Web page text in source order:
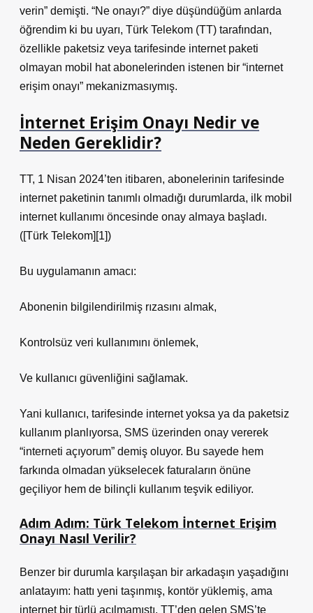
verin” demişti. “Ne onayı?” diye düşündüğüm anlarda
öğrendim ki bu uyarı, Türk Telekom (TT) tarafından,
özellikle paketsiz veya tarifesinde internet paketi
olmayan mobil hat abonelerinden istenen bir “internet
erişim onayı” mekanizmasıymış.
İnternet Erişim Onayı Nedir ve
Neden Gereklidir?
TT, 1 Nisan 2024’ten itibaren, abonelerinin tarifesinde
internet paketinin tanımlı olmadığı durumlarda, ilk mobil
internet kullanımı öncesinde onay almaya başladı.
([Türk Telekom][1])
Bu uygulamanın amacı:
Abonenin bilgilendirilmiş rızasını almak,
Kontrolsüz veri kullanımını önlemek,
Ve kullanıcı güvenliğini sağlamak.
Yani kullanıcı, tarifesinde internet yoksa ya da paketsiz
kullanım planlıyorsa, SMS üzerinden onay vererek
“interneti açıyorum” demiş oluyor. Bu sayede hem
farkında olmadan yükselecek faturaların önüne
geçiliyor hem de bilinçli kullanım teşvik ediliyor.
Adım Adım: Türk Telekom İnternet Erişim
Onayı Nasıl Verilir?
Benzer bir durumla karşılaşan bir arkadaşın yaşadığını
anlatayım: hattı yeni taşınmış, kontör yüklemiş, ama
internet bir türlü açılmamıştı. TT’den gelen SMS’te